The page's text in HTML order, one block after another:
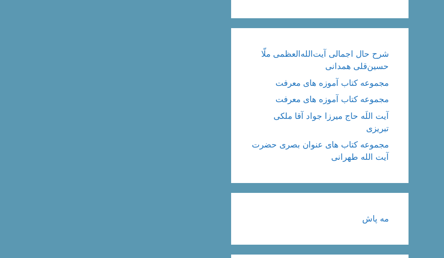
شرح حال اجمالی آیت‌الله‌العظمی ملّا
حسین‌قلی همدانی
مجموعه کتاب آموزه های معرفت
مجموعه کتاب آموزه های معرفت
آیت اللَه حاج میرزا جواد آقا ملکی
تبریزی
مجموعه کتاب های عنوان بصری حضرت
آیت الله طهرانی
مه پاش